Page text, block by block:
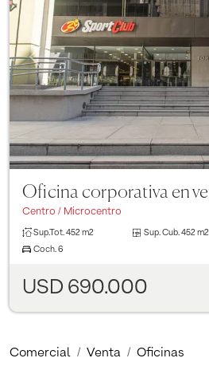
Previous
Centro / Microcentro
Sup.Tot.452 m2 Sup. Cub. 452 m2
Coch.6
USD 690.000
Comercial Venta Oficinas